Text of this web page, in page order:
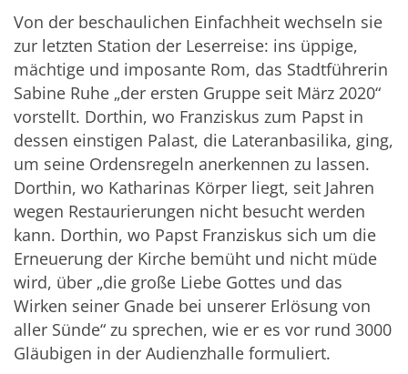
Von der beschaulichen Einfachheit wechseln sie
zur letzten Station der Leserreise: ins üppige,
mächtige und imposante Rom, das Stadtführerin
Sabine Ruhe „der ersten Gruppe seit März 2020“
vorstellt. Dorthin, wo Franziskus zum Papst in
dessen einstigen Palast, die Lateranbasilika, ging,
um seine Ordensregeln anerkennen zu lassen.
Dorthin, wo Katharinas Körper liegt, seit Jahren
wegen Restaurierungen nicht besucht werden
kann. Dorthin, wo Papst Franziskus sich um die
Erneuerung der Kirche bemüht und nicht müde
wird, über „die große Liebe Gottes und das
Wirken seiner Gnade bei unserer Erlösung von
aller Sünde“ zu sprechen, wie er es vor rund 3000
Gläubigen in der Audienzhalle formuliert.